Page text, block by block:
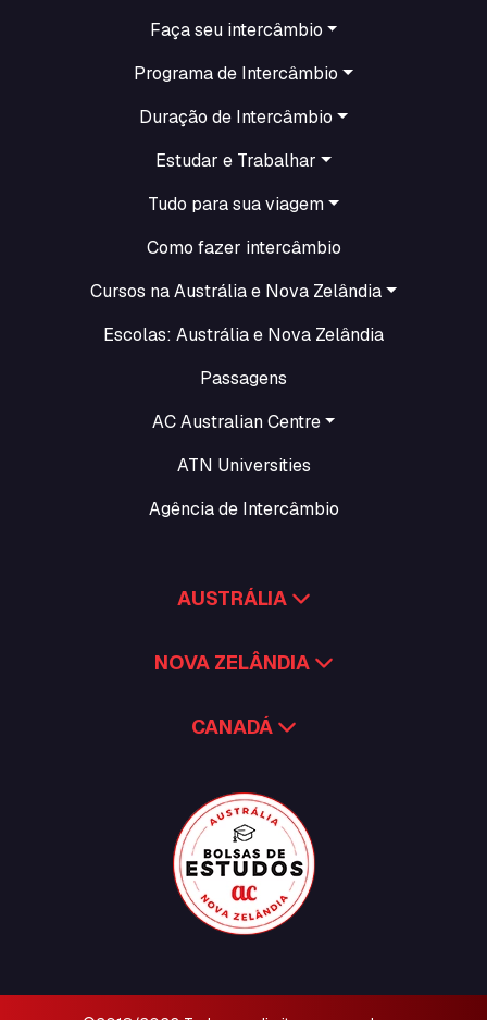
Faça seu intercâmbio
Programa de Intercâmbio
Duração de Intercâmbio
Estudar e Trabalhar
Tudo para sua viagem
Como fazer intercâmbio
Cursos na Austrália e Nova Zelândia
Escolas: Austrália e Nova Zelândia
Passagens
AC Australian Centre
ATN Universities
Agência de Intercâmbio
AUSTRÁLIA
NOVA ZELÂNDIA
CANADÁ